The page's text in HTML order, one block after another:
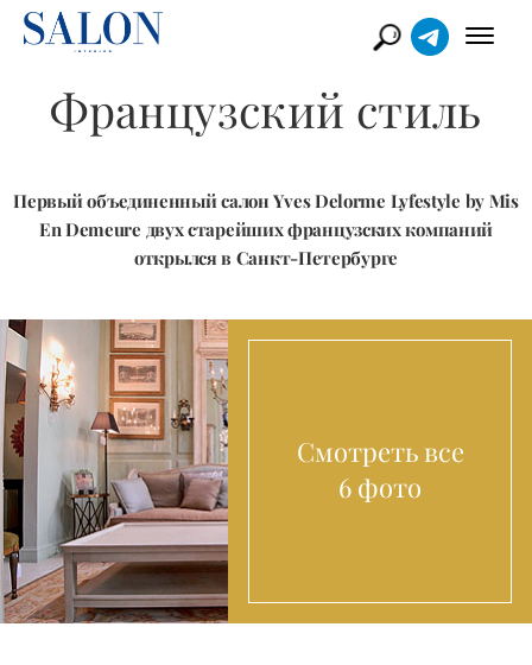
Французский стиль
Первый объединенный салон Yves Delorme Lyfestyle by Mis
En Demeure двух старейших французских компаний
открылся в Санкт-Петербурге
Смотреть все
6 фото